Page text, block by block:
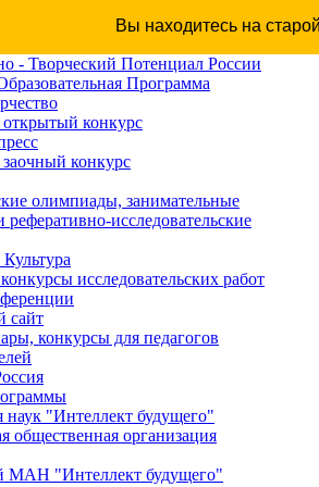
Вы находитесь на
- Творческий Потенциал России
Программа
конкурс
конкурс
олимпиады, занимательные
исследовательские
исследовательских работ
сайт
конкурсы для педагогов
наук "Интеллект будущего"
общественная организация
МАН "Интеллект будущего"